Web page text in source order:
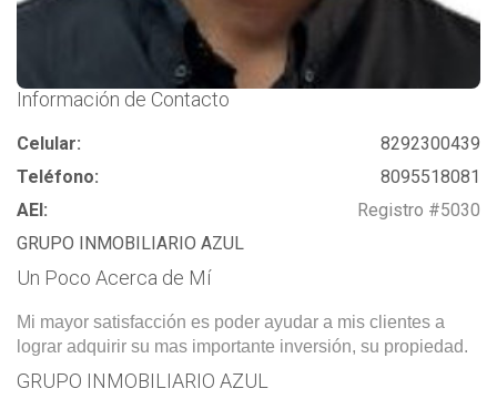
Información de Contacto
Celular:
8292300439
Teléfono:
8095518081
AEI:
Registro #5030
GRUPO INMOBILIARIO AZUL
Un Poco Acerca de Mí
Mi mayor satisfacción es poder ayudar a mis clientes a
lograr adquirir su mas importante inversión, su propiedad.
GRUPO INMOBILIARIO AZUL